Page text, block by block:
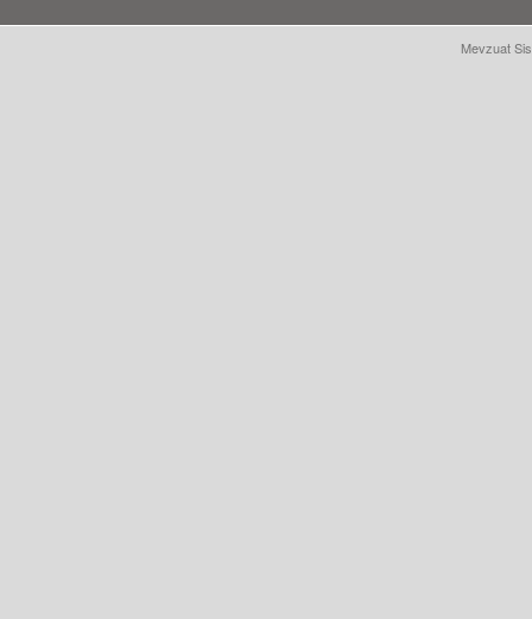
Mevzuat